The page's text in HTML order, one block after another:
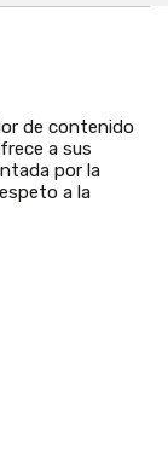
de contenido
a sus
por la
a la